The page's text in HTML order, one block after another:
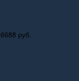
6688 руб.